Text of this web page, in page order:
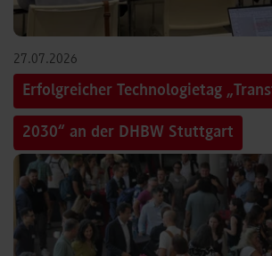
27.07.2026
Erfolgreicher Technologietag
2030“ an der DHBW Stuttgart